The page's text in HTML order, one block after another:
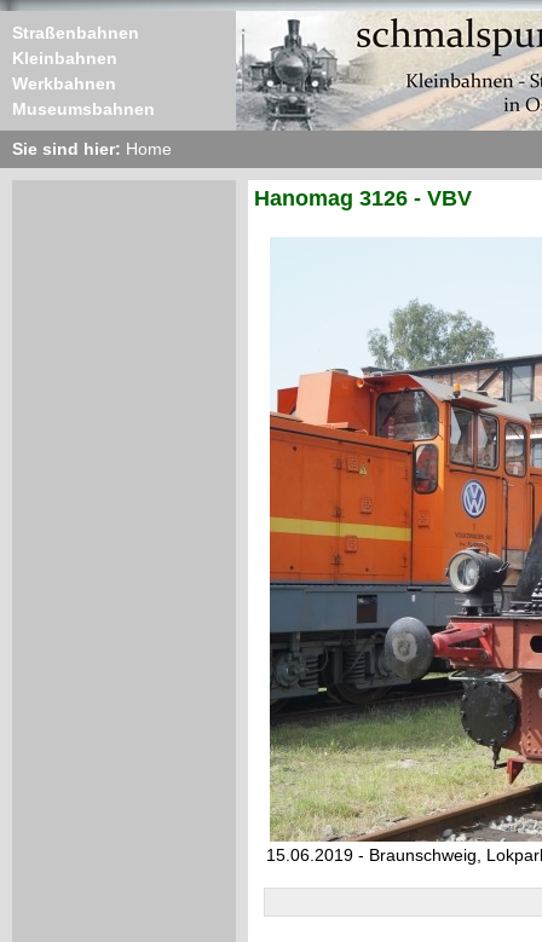
Straßenbahnen
Kleinbahnen
Werkbahnen
Museumsbahnen
Sie sind hier: Home
Hanomag 3126 - VBV
15.06.2019 - Braunschweig,